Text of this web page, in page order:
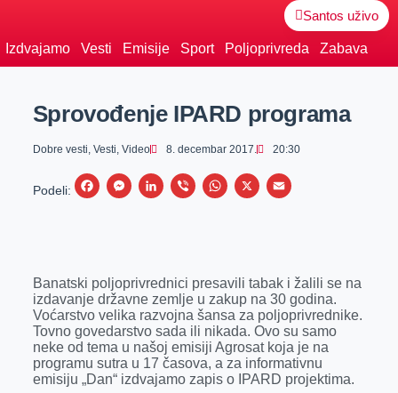
Santos uživo
Izdvajamo Vesti Emisije Sport Poljoprivreda Zabava
Sprovođenje IPARD programa
Dobre vesti, Vesti, Video 8. decembar 2017. 20:30
Podeli:
F
b
o
o
k
M
e
n
g
e
r
L
e
d
I
n
V
r
W
s
A
p
p
X
E
l
Banatski poljoprivrednici presavili tabak i žalili se na
izdavanje državne zemlje u zakup na 30 godina.
Voćarstvo velika razvojna šansa za poljoprivrednike.
Tovno govedarstvo sada ili nikada. Ovo su samo
neke od tema u našoj emisiji Agrosat koja je na
programu sutra u 17 časova, a za informativnu
emisiju „Dan“ izdvajamo zapis o IPARD projektima.